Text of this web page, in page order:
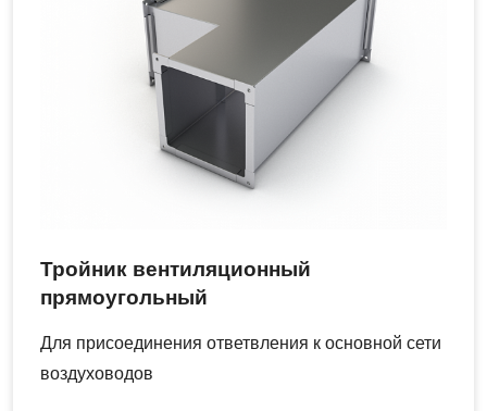
Тройник вентиляционный
прямоугольный
Для присоединения ответвления к основной сети
воздуховодов